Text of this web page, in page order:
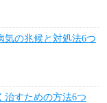
気の兆候と対処法6つ
治すための方法6つ